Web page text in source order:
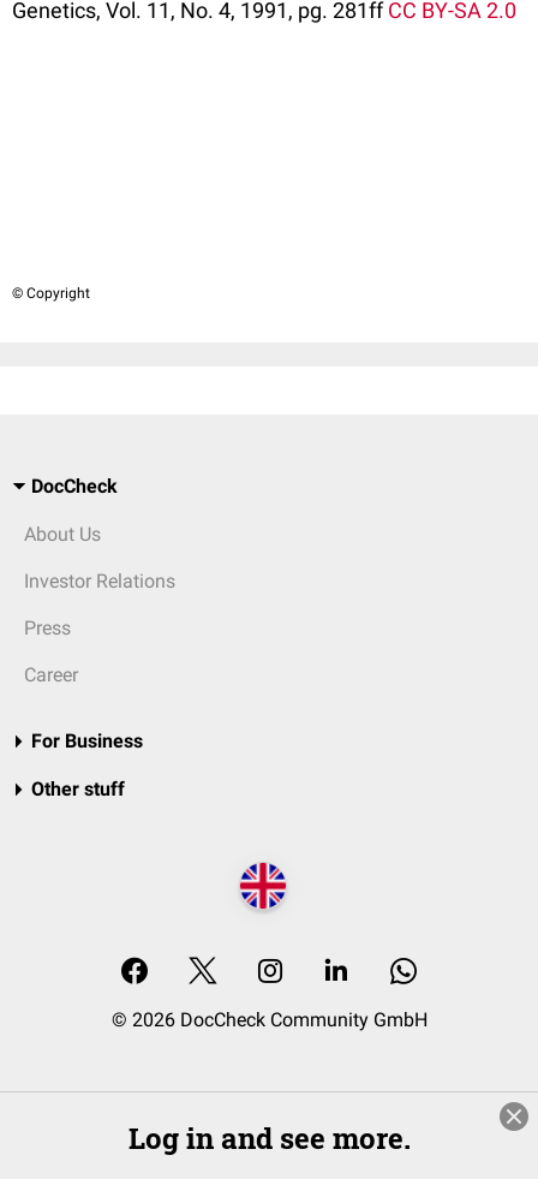
Genetics, Vol. 11, No. 4, 1991, pg. 281ffCC BY-SA 2.0
© Copyright
DocCheck
About Us
Investor Relations
Press
Career
For Business
Other stuff
© 2026 DocCheck Community GmbH
Log in and see more.